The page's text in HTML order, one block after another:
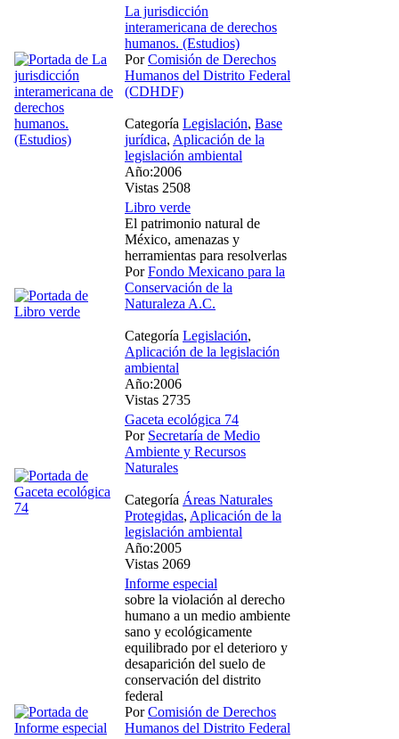
La jurisdicción
interamericana de derechos
humanos. (Estudios)
PorComisión de Derechos
Humanos del Distrito Federal
(CDHDF)
Categoría Legislación, Base
jurídica, Aplicación de la
legislación ambiental
Año:2006
Vistas 2508
Libro verde
El patrimonio natural de
México, amenazas y
herramientas para resolverlas
PorFondo Mexicano para la
Conservación de la
Naturaleza A.C.
Categoría Legislación,
Aplicación de la legislación
ambiental
Año:2006
Vistas 2735
Gaceta ecológica 74
Por Secretaría de Medio
Ambiente y Recursos
Naturales
Categoría Áreas Naturales
Protegidas, Aplicación de la
legislación ambiental
Año:2005
Vistas 2069
Informe especial
sobre la violación al derecho
humano a un medio ambiente
sano y ecológicamente
equilibrado por el deterioro y
desaparición del suelo de
conservación del distrito
federal
PorComisión de Derechos
Humanos del Distrito Federal